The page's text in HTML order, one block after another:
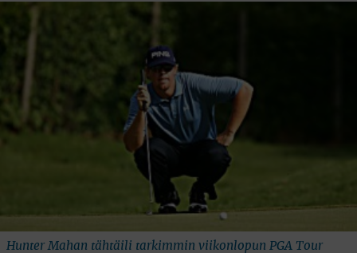
Hunter Mahan tähtäili tarkimmin viikonlopun PGA Tour